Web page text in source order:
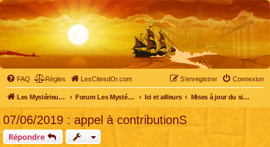
FAQ Règles LesCitesdOr.com Connexion
S’enregistrer
Les Mystérieuses Cités d'Or - LesCitesdOr.com Forum Les Mystérieuses Cités d'Or Ici et ailleurs Mises à jour du site et du forum
07/06/2019 : appel à contributionS
Répondre